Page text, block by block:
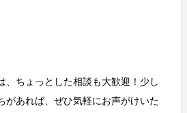
、ちょっとした相談も大歓迎！少し
があれば、ぜひ気軽にお声がけいた